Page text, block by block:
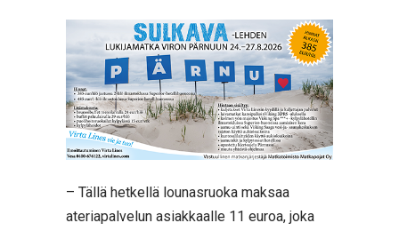
– Tällä hetkellä lounasruoka maksaa
ateriapalvelun asiakkaalle 11 euroa, joka